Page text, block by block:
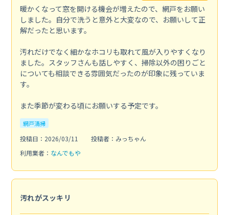
暖かくなって窓を開ける機会が増えたので、網戸をお願い
しました。自分で洗うと意外と大変なので、お願いして正
解だったと思います。
汚れだけでなく細かなホコリも取れて風が入りやすくなり
ました。スタッフさんも話しやすく、掃除以外の困りごと
についても相談できる雰囲気だったのが印象に残っていま
す。
また季節が変わる頃にお願いする予定です。
網戸清掃
投稿日：2026/03/11
投稿者：みっちゃん
利用業者： なんでもや
汚れがスッキリ